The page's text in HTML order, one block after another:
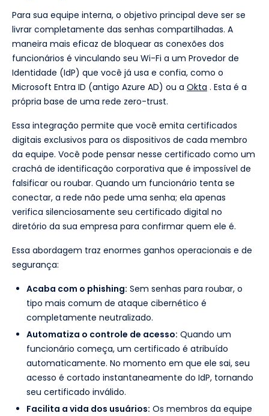
Para sua equipe interna, o objetivo principal deve ser se
livrar completamente das senhas compartilhadas. A
maneira mais eficaz de bloquear as conexões dos
funcionários é vinculando seu Wi-Fi a um Provedor de
Identidade (IdP) que você já usa e confia, como o
Microsoft Entra ID (antigo Azure AD) ou a Okta . Esta é a
própria base de uma rede zero-trust.
Essa integração permite que você emita certificados
digitais exclusivos para os dispositivos de cada membro
da equipe. Você pode pensar nesse certificado como um
crachá de identificação corporativa que é impossível de
falsificar ou roubar. Quando um funcionário tenta se
conectar, a rede não pede uma senha; ela apenas
verifica silenciosamente seu certificado digital no
diretório da sua empresa para confirmar quem ele é.
Essa abordagem traz enormes ganhos operacionais e de
segurança:
Acaba com o phishing: Sem senhas para roubar, o
tipo mais comum de ataque cibernético é
completamente neutralizado.
Automatiza o controle de acesso: Quando um
funcionário começa, um certificado é atribuído
automaticamente. No momento em que ele sai, seu
acesso é cortado instantaneamente do IdP, tornando
seu certificado inválido.
Facilita a vida dos usuários: Os membros da equipe